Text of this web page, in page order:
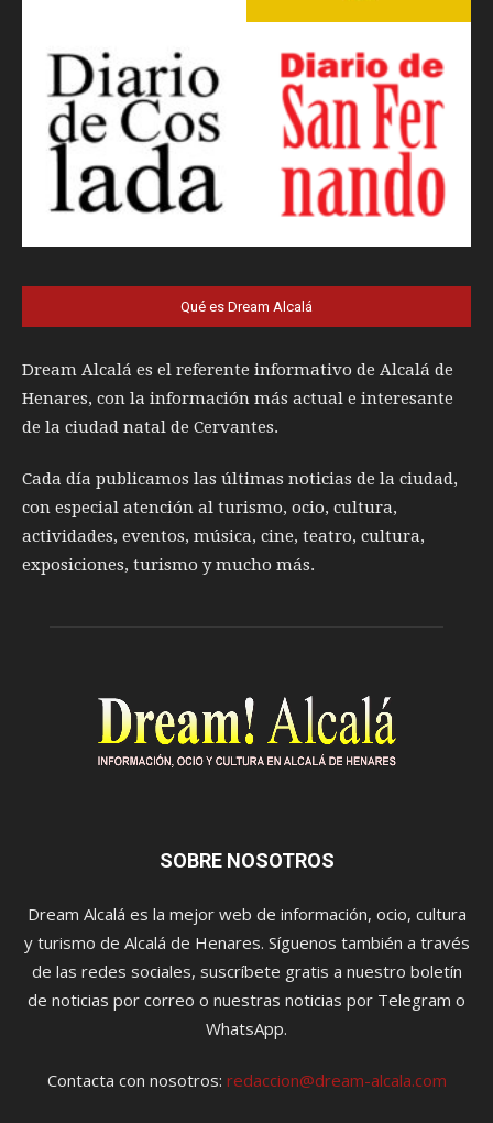
Qué es Dream Alcalá
Dream Alcalá es el referente informativo de Alcalá de
Henares, con la información más actual e interesante
de la ciudad natal de Cervantes.
Cada día publicamos las últimas noticias de la ciudad,
con especial atención al turismo, ocio, cultura,
actividades, eventos, música, cine, teatro, cultura,
exposiciones, turismo y mucho más.
SOBRE NOSOTROS
Dream Alcalá es la mejor web de información, ocio, cultura
y turismo de Alcalá de Henares. Síguenos también a través
de las redes sociales, suscríbete gratis a nuestro boletín
de noticias por correo o nuestras noticias por Telegram o
WhatsApp.
Contacta con nosotros: redaccion@dream-alcala.com